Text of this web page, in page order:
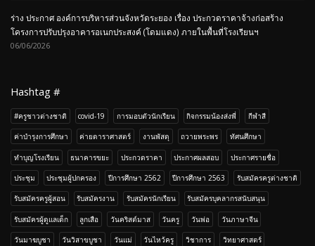
ร่าง ประกาศ องค์การบริหารส่วนจังหวัดระยอง เรื่อง ประกวดราคาจ้างก่อสร้าง
โครงการปรับปรุงอาคารอเนกประสงค์ (โดมแดง) ภายในพื้นที่โรงเรียนฯ
06/06/2026
Hashtag #
#ครูชาวต่างชาติ covid-19 การมอบตัวนักเรียน กิจกรรมน้องส่งพี่ กีฬาสี
ค่าบำรุงการศึกษา ค่ายดาราศาสตร์ งานพัสดุ ถวายพระพร ทัศนศึกษา
ทำบุญโรงเรียน ธนาคารขยะ ประกวดราคา ประกาศผลสอบ ประกาศรายชื่อ
ประชุม ประชุมผู้ปกครอง ปีการศึกษา 2562 ปีการศึกษา 2563 รับสมัครครูต่างชาติ
รับสมัครครูผู้สอน รับสมัครงาน รับสมัครนักเรียน รับสมัครบุคลากรสนับสนุน
รับสมัครผู้ดูแลเด็ก ลูกเสือ วันคริสต์มาส วันครู วันพ่อ วันภาษาจีน
วันมาฆบูชา วันวิสาขบูชา วันแม่ วันไหว้ครู วิชาการ วิทยาศาสตร์